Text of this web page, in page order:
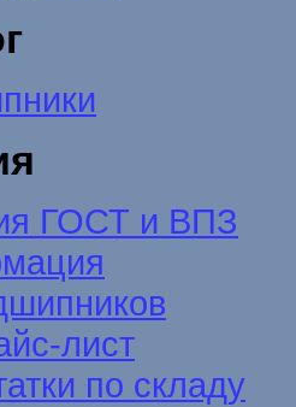
ГОСТ и ВПЗ
лист
по складу